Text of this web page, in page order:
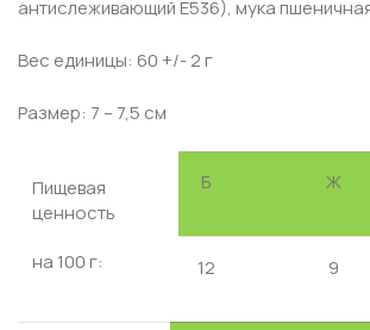
антислеживающий Е536), мука
Вес единицы: 60 +/- 2 г
Размер: 7 – 7,5 см
Пищевая
ценность
на 100 г:
Б Ж
12 9